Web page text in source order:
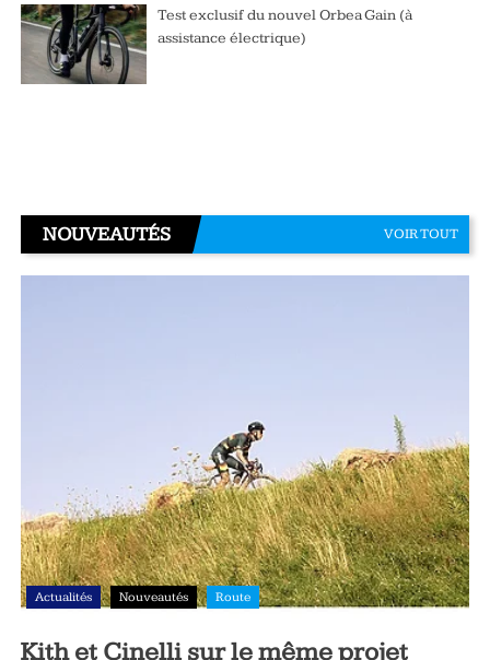
Test exclusif du nouvel Orbea Gain (à
assistance électrique)
NOUVEAUTÉS VOIR TOUT
Actualités Nouveautés Route
Kith et Cinelli sur le même projet